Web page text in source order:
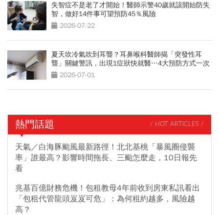
失智症不是老了才開始！醫師示警40歲就該開始防失
智，做好14件事可望預防45％風險
2026-07-22
夏天吹冷氣吹到耳聾？耳鼻喉科醫師揭「突發性耳
聾」關鍵警訊，出現1症狀快就醫…4大預防方式一次
看 2026-07-01
熱門話題 / HOT ARTICLES /
天氣／白海豚颱風最新路徑！北北基桃「暴風圈侵襲
率」誰最高？影響時間拖長、三颱怎麼走，10日報先
看
兆基百億財務危機！包租教母4年前收到房東私訊看出
「包租代管龍頭岌岌可危」：為何租約越多，風險越
高？